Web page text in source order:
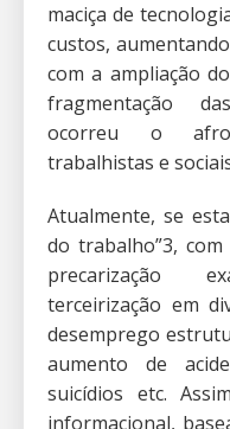
maciça de
custos,
com a ampliação
fragmentação
ocorreu o
trabalhistas e
Atualmente, se
do trabalho”3,
precarização
terceirização em
desemprego
aumento de
suicídios etc.
informacional,